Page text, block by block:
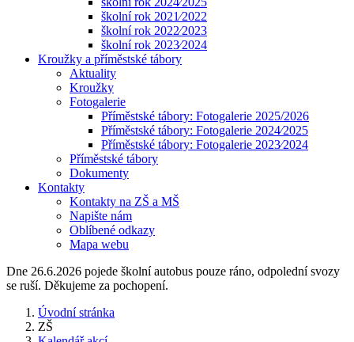
školní rok 2021⁄2022
školní rok 2022⁄2023
školní rok 2023⁄2024
Kroužky a příměstské tábory
Aktuality
Kroužky
Fotogalerie
Příměstské tábory: Fotogalerie 2025/2026
Příměstské tábory: Fotogalerie 2024⁄2025
Příměstské tábory: Fotogalerie 2023⁄2024
Příměstské tábory
Dokumenty
Kontakty
Kontakty na ZŠ a MŠ
Napište nám
Oblíbené odkazy
Mapa webu
Dne 26.6.2026 pojede školní autobus pouze ráno, odpolední svozy
se ruší. Děkujeme za pochopení.
Úvodní stránka
ZŠ